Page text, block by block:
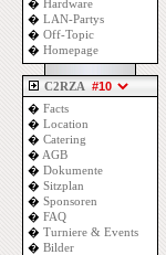
� Hardware
� LAN-Partys
� Off-Topic
� Homepage
C2RZA
� Facts
� Location
� Catering
� AGB
� Dokumente
� Sitzplan
� Sponsoren
� FAQ
� Turniere & Events
� Bilder